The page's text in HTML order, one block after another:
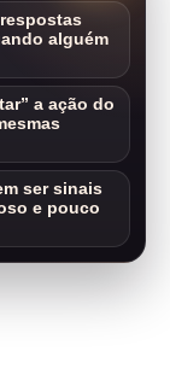
alguém
a ação do
ser sinais
e pouco